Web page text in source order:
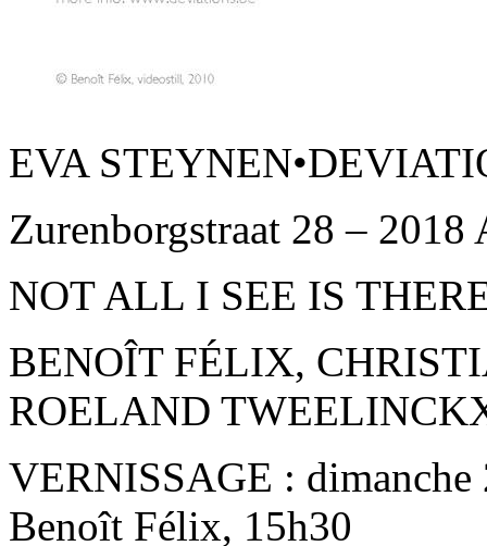
EVA
Zurenborgstraat 28 – 2018
NOT ALL I SEE IS
BENOÎT FÉLIX,
ROELAND
VERNISSAGE : dimanche
Benoît Félix, 15h30